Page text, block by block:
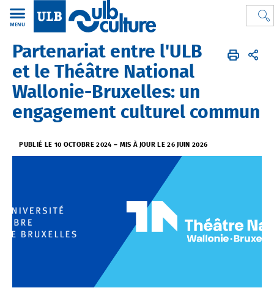
MENU
ULB Culture FR
Initiatives culturelles
Partenariat entre l'ULB et le Théâtre National Wallonie-Bruxelle
Partenariat entre l'ULB
et le Théâtre National
Wallonie-Bruxelles: un
engagement culturel commun
PUBLIÉ LE 10 OCTOBRE 2024 – MIS À JOUR LE 26 JUIN 2026